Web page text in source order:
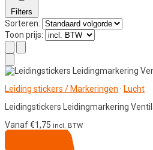
Filters
Sorteren:
Toon prijs:
Leiding stickers / Markeringen · Lucht
Leidingstickers Leidingmarkering
Vanaf€1,75 incl. BTW